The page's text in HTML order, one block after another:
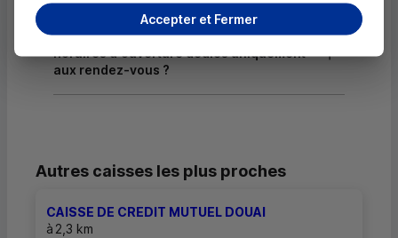
Comment savoir si mon agence a des
horaires d'ouverture dédiés uniquement
aux rendez-vous ?
Autres caisses les plus proches
CAISSE DE CREDIT MUTUEL DOUAI
à 2,3 km
Accepter et Fermer